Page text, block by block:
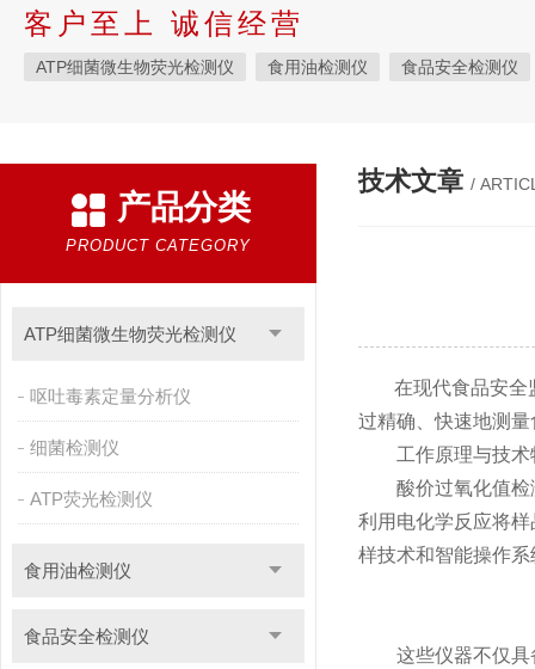
客户至上 诚信经营
ATP细菌微生物荧光检测仪 食用油检测仪 食品安全检测仪
产品分类
PRODUCT CATEGORY
ATP细菌微生物荧光检测仪
呕吐毒素定量分析仪
细菌检测仪
ATP荧光检测仪
食用油检测仪
食品安全检测仪
技术文章 /
在现代食品安全
过精确、快速地测
工作原理与技术
酸价过氧化值检测
利用电化学反应将
样技术和智能操作
这些仪器不仅具备